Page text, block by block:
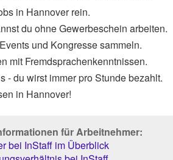
in Hannover rein.
du ohne Gewerbeschein arbeiten.
und Kongresse sammeln.
mit Fremdsprachenkenntnissen.
- du wirst immer pro Stunde bezahlt.
in Hannover!
für Arbeitnehmer:
bei InStaff im Überblick